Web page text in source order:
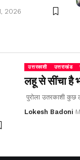
2026
उत्तरकाशी उत्तराखंड
लहू से सींचा है
पुरोला उतरकाशी
Lokesh Badoni